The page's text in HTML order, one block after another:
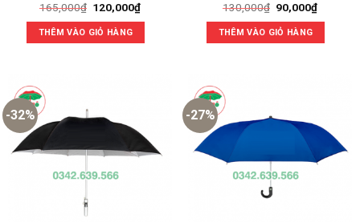
165,000₫ Giá
là:
165,000₫.
120,000₫Giá
THÊM VÀO GIỎ HÀNG
130,000₫ Giá
gốc
là:
130,000₫.
90,000₫Giá
THÊM VÀO GIỎ HÀNG
-32% -27%